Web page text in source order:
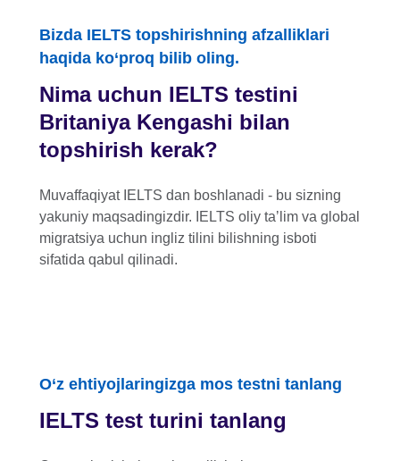
Bizda IELTS topshirishning afzalliklari
haqida ko‘proq bilib oling.
Nima uchun IELTS testini
Britaniya Kengashi bilan
topshirish kerak?
Muvaffaqiyat IELTS dan boshlanadi - bu sizning
yakuniy maqsadingizdir. IELTS oliy taʼlim va global
migratsiya uchun ingliz tilini bilishning isboti
sifatida qabul qilinadi.
O‘z ehtiyojlaringizga mos testni tanlang
IELTS test turini tanlang